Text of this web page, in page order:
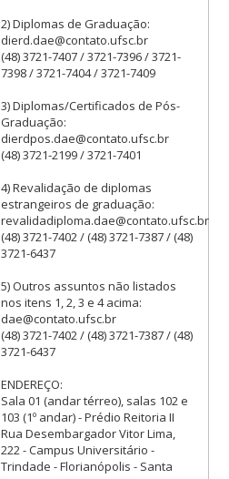
2) Diplomas de Graduação:
dierd.dae@contato.ufsc.br
(48) 3721-7407 / 3721-7396 / 3721-
7398 / 3721-7404 / 3721-7409
3) Diplomas/Certificados de Pós-
Graduação:
dierdpos.dae@contato.ufsc.br
(48) 3721-2199 / 3721-7401
4) Revalidação de diplomas
estrangeiros de graduação:
revalidadiploma.dae@contato.ufsc.br
(48) 3721-7402 / (48) 3721-7387 / (48)
3721-6437
5) Outros assuntos não listados
nos itens 1, 2, 3 e 4 acima:
dae@contato.ufsc.br
(48) 3721-7402 / (48) 3721-7387 / (48)
3721-6437
ENDEREÇO:
Sala 01 (andar térreo), salas 102 e
103 (1º andar) - Prédio Reitoria II
Rua Desembargador Vitor Lima,
222 - Campus Universitário -
Trindade - Florianópolis - Santa